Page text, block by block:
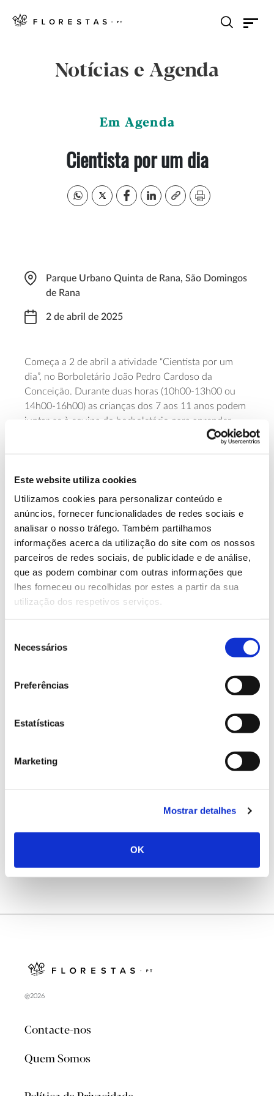
Este website utiliza cookies
Utilizamos cookies para personalizar conteúdo e
anúncios, fornecer funcionalidades de redes sociais e
analisar o nosso tráfego. Também partilhamos
informações acerca da utilização do site com os nossos
parceiros de redes sociais, de publicidade e de análise,
que as podem combinar com outras informações que
lhes forneceu ou recolhidas por estes a partir da sua
utilização dos respetivos serviços.
Necessários
Preferências
Estatísticas
Marketing
Mostrar detalhes
OK
Notícias e Agenda
Em Agenda
Cientista por um dia
Parque Urbano Quinta de Rana, São Domingos
de Rana
2 de abril de 2025
Começa a 2 de abril a atividade “Cientista por um
dia”, no Borboletário João Pedro Cardoso da
Conceição. Durante duas horas (10h00-13h00 ou
14h00-16h00) as crianças dos 7 aos 11 anos podem
juntar-se à equipa do borboletário para aprender
mais sobre as borboletas e descobrir o trabalho que
repete-se todas as semanas de abril, de quarta a
domingo.
Saiba mais
13.07.2026
Genoma do priolo e de outras espécies em risco:
conhecer para conservar
Registar galhas de Trichi em acácia-das-espigas:
@2026
Contacte-nos
Quem Somos